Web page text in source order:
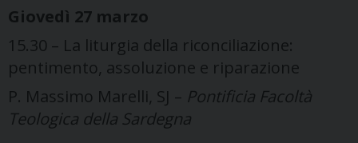
Giovedì 27 marzo
15.30 – La liturgia della riconciliazione:
pentimento, assoluzione e riparazione
P. Massimo Marelli, SJ – Pontificia Facoltà
Teologica della Sardegna